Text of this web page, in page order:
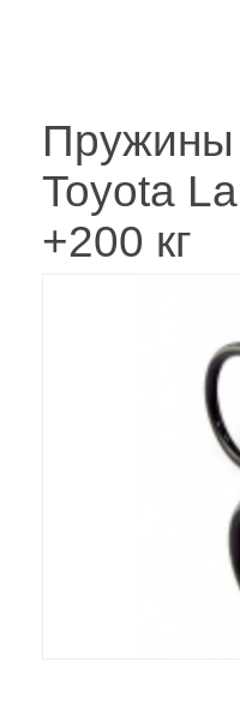
Пружины
Toyota
+200 кг